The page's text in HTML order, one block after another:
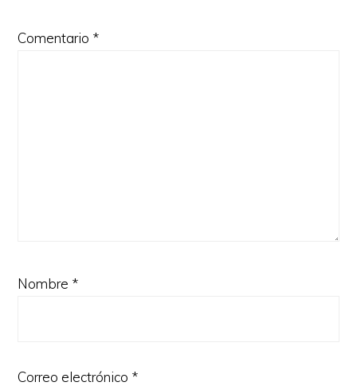
Comentario *
Nombre *
Correo electrónico *